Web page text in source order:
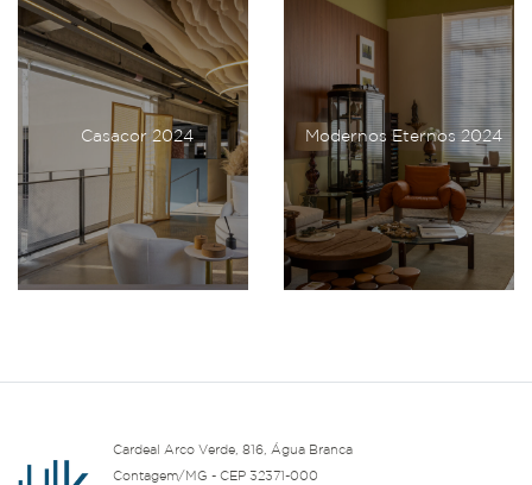
Casacor 2024 Modernos Eternos 2024
Cardeal Arco Verde, 816, Água Branca
Contagem/MG - CEP 32371-000